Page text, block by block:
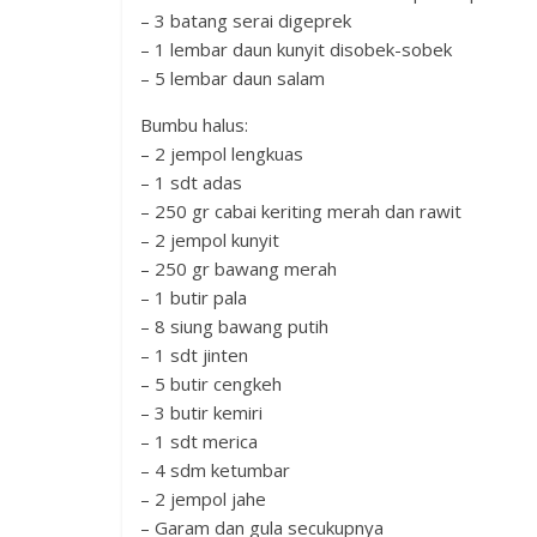
– 3 batang serai digeprek
– 1 lembar daun kunyit disobek-sobek
– 5 lembar daun salam
Bumbu halus:
– 2 jempol lengkuas
– 1 sdt adas
– 250 gr cabai keriting merah dan rawit
– 2 jempol kunyit
– 250 gr bawang merah
– 1 butir pala
– 8 siung bawang putih
– 1 sdt jinten
– 5 butir cengkeh
– 3 butir kemiri
– 1 sdt merica
– 4 sdm ketumbar
– 2 jempol jahe
– Garam dan gula secukupnya